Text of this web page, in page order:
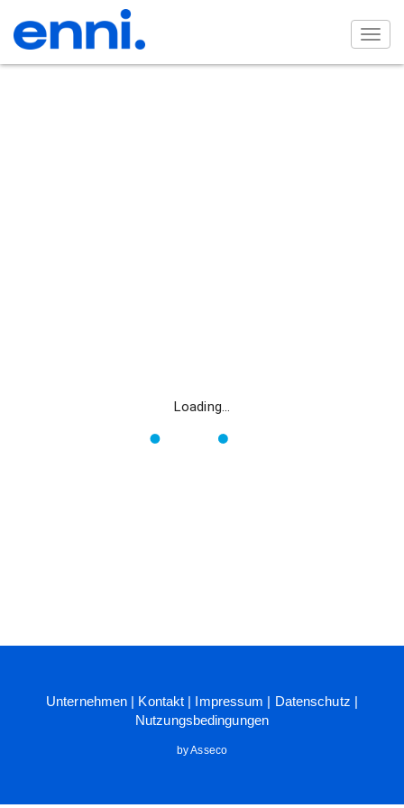
Unternehmen | Kontakt | Impressum | Datenschutz |
Nutzungsbedingungen
by Asseco
Loading...